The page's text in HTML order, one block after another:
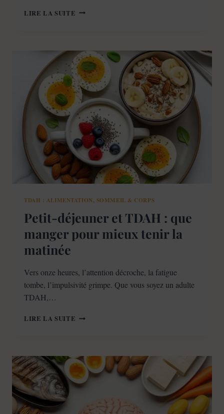
LIRE LA SUITE BONS
POUR
LE
CERVEAU
TDAH : ALIMENTATION, SOMMEIL & CORPS
Petit-déjeuner et TDAH : que
manger pour mieux tenir la
matinée
Vers onze heures, l’attention décroche, la fatigue
tombe, l’impulsivité grimpe. Que vous soyez un adulte
TDAH,…
LIRE LA SUITE PETIT-
:
QUE
MANGER
POUR
TENIR